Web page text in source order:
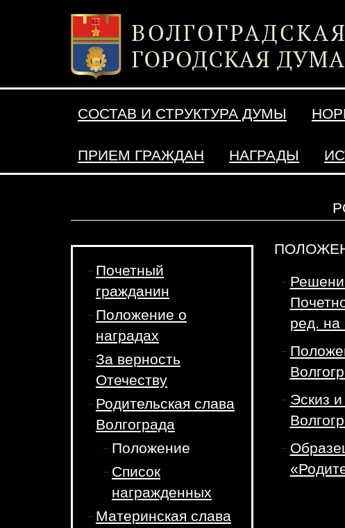
СОСТАВ И СТРУКТУРА ДУМЫ
ПРИЕМ ГРАЖДАН НАГРАДЫ
Почетный
гражданин
Положение о
наградах
За верность
Отечеству
Родительская слава
Волгограда
Положение
Список
награжденных
Материнская слава
ред. на
Эскиз